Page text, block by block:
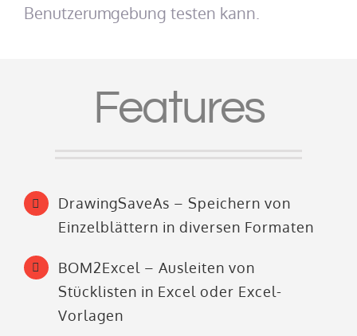
Benutzerumgebung testen kann.
Features
DrawingSaveAs – Speichern von
Einzelblättern in diversen Formaten
BOM2Excel – Ausleiten von
Stücklisten in Excel oder Excel-
Vorlagen